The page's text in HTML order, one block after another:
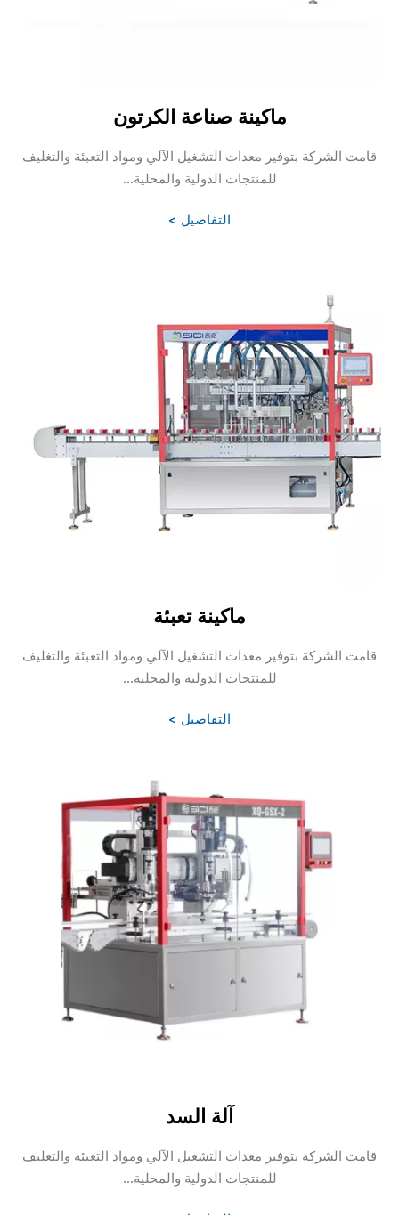
ماكينة صناعة الكرتون
قامت الشركة بتوفير معدات التشغيل الآلي ومواد التعبئة والتغليف
للمنتجات الدولية والمحلية...
التفاصيل >
ماكينة تعبئة
قامت الشركة بتوفير معدات التشغيل الآلي ومواد التعبئة والتغليف
للمنتجات الدولية والمحلية...
التفاصيل >
آلة السد
قامت الشركة بتوفير معدات التشغيل الآلي ومواد التعبئة والتغليف
للمنتجات الدولية والمحلية...